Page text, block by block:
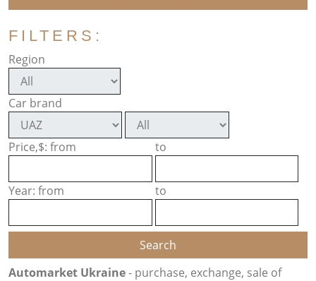
FILTERS:
Region
Car brand
Price,$: from to
Year: from to
Automarket Ukraine- purchase, exchange, sale of